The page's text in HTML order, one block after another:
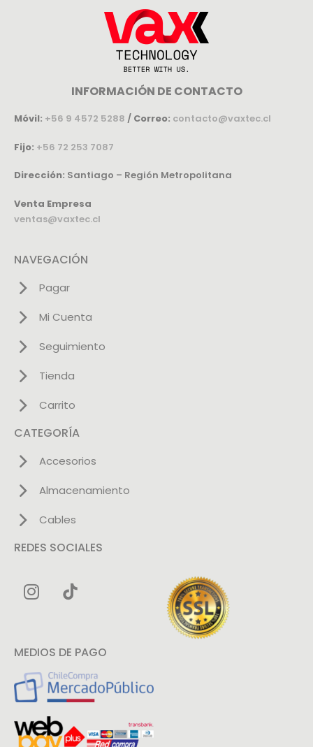
INFORMACIÓN DE CONTACTO
Móvil: +56 9 4572 5288 / Correo: contacto@vaxtec.cl
Fijo: +56 72 253 7087
Dirección: Santiago – Región Metropolitana
Venta Empresa
ventas@vaxtec.cl
NAVEGACIÓN
Pagar
Mi Cuenta
Seguimiento
Tienda
Carrito
CATEGORÍA
Accesorios
Almacenamiento
Cables
REDES SOCIALES
MEDIOS DE PAGO